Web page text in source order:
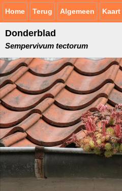
Home Terug Algemeen Kaart
Donderblad
Sempervivum tectorum